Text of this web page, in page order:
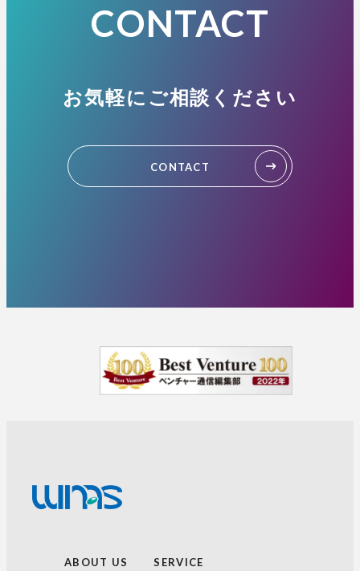
CONTACT
お気軽にご相談ください
CONTACT
ABOUT US SERVICE